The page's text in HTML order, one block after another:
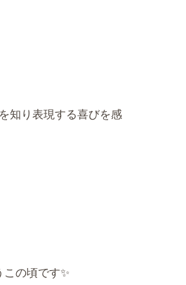
知り表現する喜びを感
の頃です✨